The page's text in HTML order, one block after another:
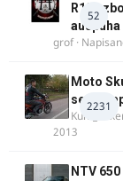
52
R125
auspuha
grof·
2231
Moto
se ne
2013
NTV